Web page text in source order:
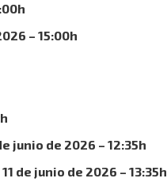
– 15:00h
junio de 2026 – 12:35h
de junio de 2026 – 13:35h